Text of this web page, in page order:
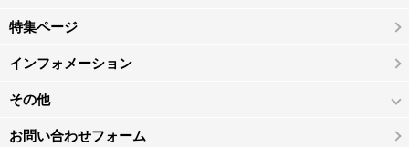
特集ページ
インフォメーション
その他
お問い合わせフォーム